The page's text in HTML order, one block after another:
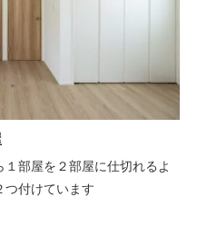
部屋を２部屋に仕切れるよ
つ付けています